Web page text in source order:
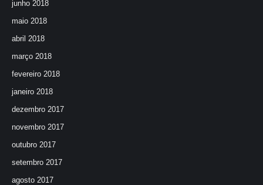
junho 2018
maio 2018
abril 2018
março 2018
fevereiro 2018
janeiro 2018
dezembro 2017
novembro 2017
outubro 2017
setembro 2017
agosto 2017